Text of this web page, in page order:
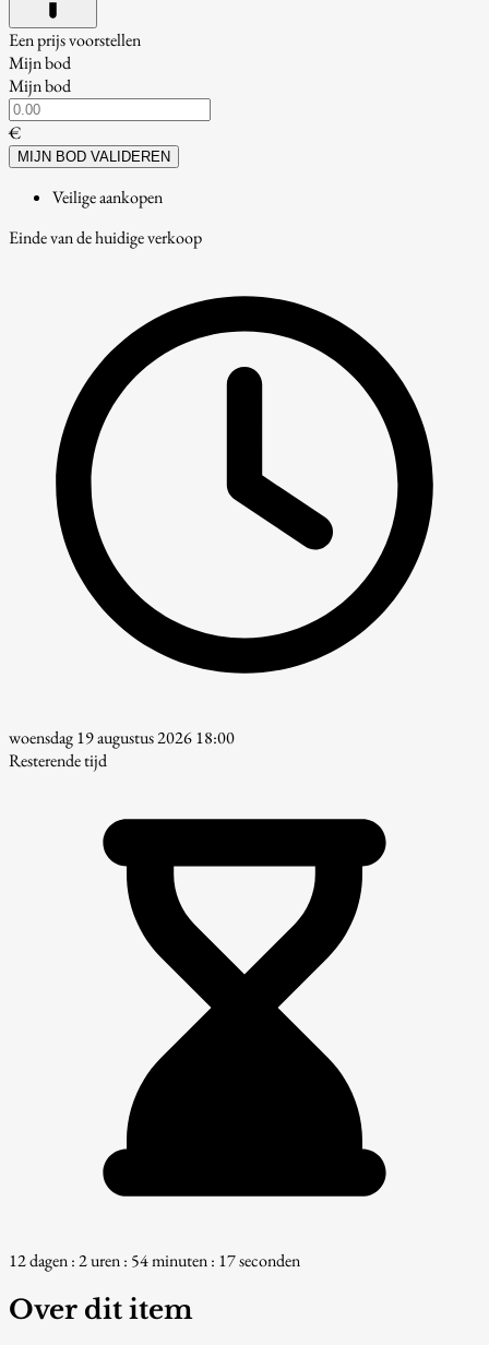
Een prijs voorstellen
Mijn bod
Mijn bod
€
MIJN BOD VALIDEREN
Veilige aankopen
Einde van de huidige verkoop
woensdag 19 augustus 2026 18:00
Resterende tijd
12 dagen : 2 uren : 54 minuten : 16 seconden
Over dit item